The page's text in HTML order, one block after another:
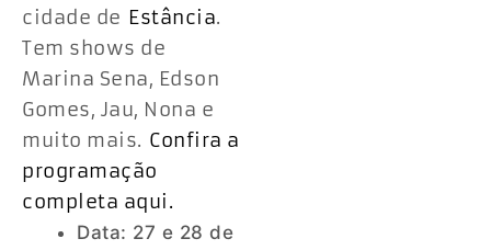
cidade de Estância.
Tem shows de
Marina Sena, Edson
Gomes, Jau, Nona e
muito mais. Confira a
programação
completa aqui.
Data: 27 e 28 de